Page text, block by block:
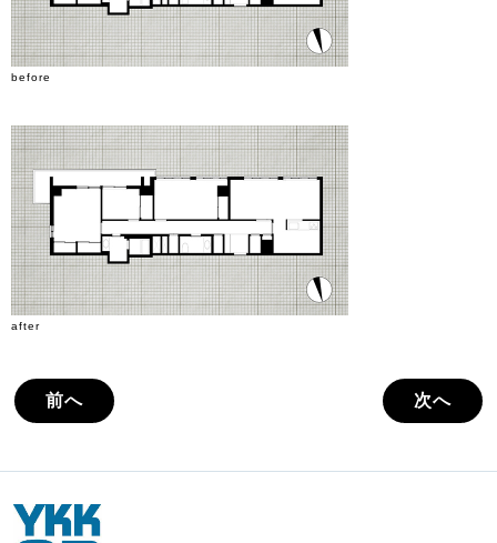
before
after
前へ 次へ